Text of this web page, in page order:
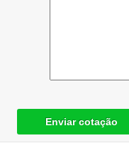
Enviar cotação